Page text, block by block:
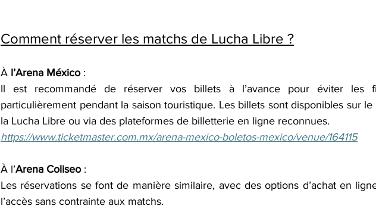
Comment réserver les matchs de Lucha Libre ?
À l’Arena México :
Il est recommandé de réserver vos billets à l’avance pour éviter les
particulièrement pendant la saison touristique. Les billets sont disponibles sur
la Lucha Libre ou via des plateformes de billetterie en ligne reconnues.
https://www.ticketmaster.com.mx/arena-mexico-boletos-mexico/venue/164115
À l’Arena Coliseo :
Les réservations se font de manière similaire, avec des options d’achat en
l’accès sans contrainte aux matchs.